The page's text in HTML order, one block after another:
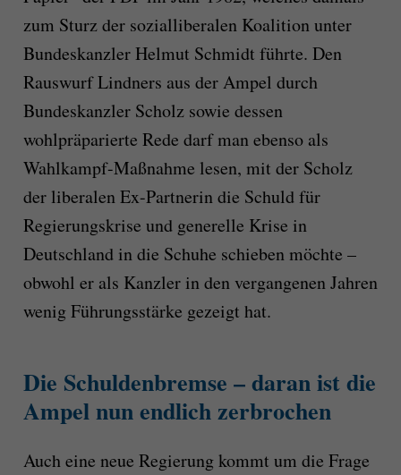
zum Sturz der sozialliberalen Koalition unter
Bundeskanzler Helmut Schmidt führte. Den
Rauswurf Lindners aus der Ampel durch
Bundeskanzler Scholz sowie dessen
wohlpräparierte Rede darf man ebenso als
Wahlkampf-Maßnahme lesen, mit der Scholz
der liberalen Ex-Partnerin die Schuld für
Regierungskrise und generelle Krise in
Deutschland in die Schuhe schieben möchte –
obwohl er als Kanzler in den vergangenen Jahren
wenig Führungsstärke gezeigt hat.
Die Schuldenbremse – daran ist die
Ampel nun endlich zerbrochen
Auch eine neue Regierung kommt um die Frage